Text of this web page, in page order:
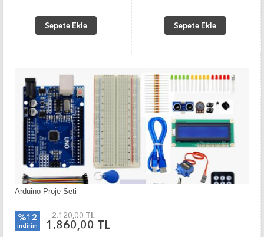
Sepete Ekle Sepete Ekle
Arduino Proje Seti
%12
indirim
2.120,00 TL
1.860,00 TL